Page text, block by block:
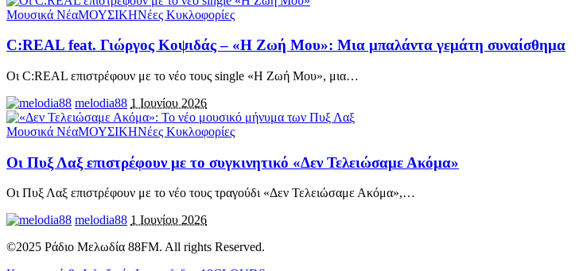
Μουσικά ΝέαΜΟΥΣΙΚΗΝέες Κυκλοφορίες
C:REAL feat. Γιώργος Κοψιδάς – «Η Ζωή Μου»: Μια μπαλάντα γεμάτη συναίσθημα
Οι C:REAL επιστρέφουν με το νέο τους single «Η Ζωή Μου», μια…
melodia88 1 Ιουνίου 2026
Μουσικά ΝέαΜΟΥΣΙΚΗΝέες Κυκλοφορίες
Οι Πυξ Λαξ επιστρέφουν με το συγκινητικό «Δεν Τελειώσαμε Ακόμα»
Οι Πυξ Λαξ επιστρέφουν με το νέο τους τραγούδι «Δεν Τελειώσαμε Ακόμα»,…
melodia88 1 Ιουνίου 2026
©2025 Ράδιο Μελωδία 88FM. All rights Reserved.